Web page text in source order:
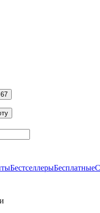
БестселлерыБесплатные